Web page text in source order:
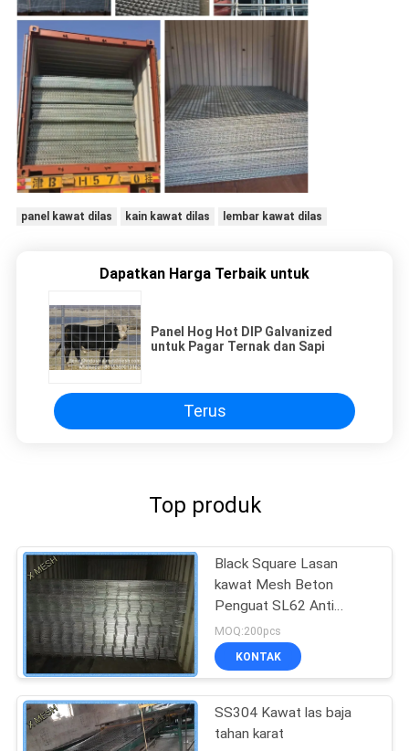
panel kawat dilas kain kawat dilas lembar kawat dilas
Dapatkan Harga Terbaik untuk
Panel Hog Hot DIP Galvanized
untuk Pagar Ternak dan Sapi
Terus
Top produk
Black Square Lasan
kawat Mesh Beton
Penguat SL62 Anti
Corrasion
MOQ:200pcs
KONTAK
SS304 Kawat las baja
tahan karat